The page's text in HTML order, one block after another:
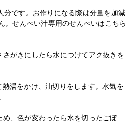
です。お作りになる際は分量を加減
。せんべい汁専用のせんべいはこちら
がきにしたら水につけてアク抜きを
湯をかけ、油切りをします。水気を
、色が変わったら水を切ったごぼ